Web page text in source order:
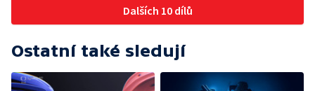
Dalších 10 dílů
Ostatní také sledují